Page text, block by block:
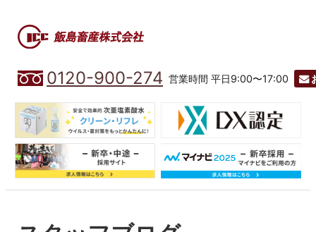
0120-900-274 営業時間 平日9:00〜17:00